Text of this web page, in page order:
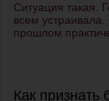
Ситуация такая.
всем
прошлом
Как признать